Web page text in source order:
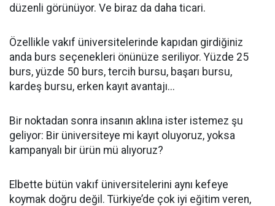
düzenli görünüyor. Ve biraz da daha ticari.
Özellikle vakıf üniversitelerinde kapıdan girdiğiniz
anda burs seçenekleri önünüze seriliyor. Yüzde 25
burs, yüzde 50 burs, tercih bursu, başarı bursu,
kardeş bursu, erken kayıt avantajı...
Bir noktadan sonra insanın aklına ister istemez şu
geliyor: Bir üniversiteye mi kayıt oluyoruz, yoksa
kampanyalı bir ürün mü alıyoruz?
Elbette bütün vakıf üniversitelerini aynı kefeye
koymak doğru değil. Türkiye’de çok iyi eğitim veren,